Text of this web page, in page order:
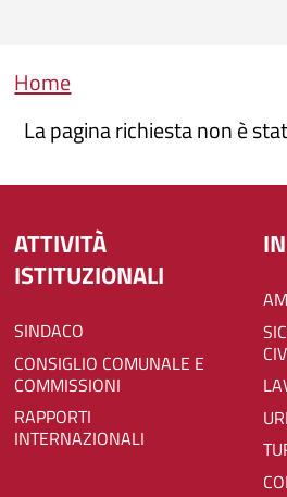
Briciole di pane
Home
La pagina richiesta non è
ATTIVITÀ
ISTITUZIONALI
SINDACO
CONSIGLIO COMUNALE E
COMMISSIONI
RAPPORTI
INTERNAZIONALI
SICUREZZA E PROTEZIONE